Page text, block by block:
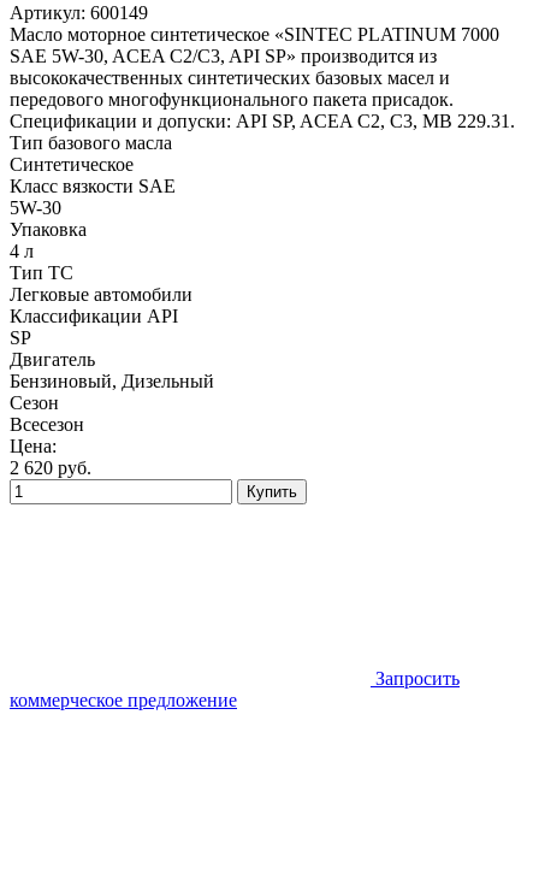
Артикул: 600149
Масло моторное синтетическое «SINTEC PLATINUM 7000
SAE 5W-30, ACEA C2/C3, API SP» производится из
высококачественных синтетических базовых масел и
передового многофункционального пакета присадок.
Спецификации и допуски: API SP, ACEA C2, C3, MB 229.31.
Тип базового масла
Синтетическое
Класс вязкости SAE
5W-30
Упаковка
4 л
Тип ТС
Легковые автомобили
Классификации API
SP
Двигатель
Бензиновый, Дизельный
Сезон
Всесезон
Цена:
2 620 руб.
Купить
Запросить
коммерческое предложение